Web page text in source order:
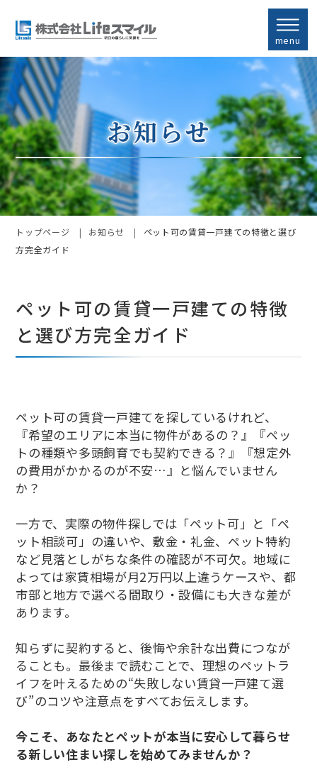
menu
トップページ お知らせ
ペット可の賃貸一戸建ての特徴と選び
方完全ガイド
ペット可の賃貸一戸建ての特徴
と選び方完全ガイド
ペット可の賃貸一戸建てを探しているけれど、
『希望のエリアに本当に物件があるの？』『ペッ
トの種類や多頭飼育でも契約できる？』『想定外
の費用がかかるのが不安…』と悩んでいません
か？
一方で、実際の物件探しでは「ペット可」と「ペ
ット相談可」の違いや、敷金・礼金、ペット特約
など見落としがちな条件の確認が不可欠。地域に
よっては家賃相場が月2万円以上違うケースや、都
市部と地方で選べる間取り・設備にも大きな差が
あります。
知らずに契約すると、後悔や余計な出費につなが
ることも。最後まで読むことで、理想のペットラ
イフを叶えるための“失敗しない賃貸一戸建て選
び”のコツや注意点をすべてお伝えします。
今こそ、あなたとペットが本当に安心して暮らせ
る新しい住まい探しを始めてみませんか？